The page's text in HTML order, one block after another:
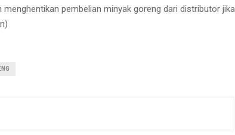
pembelian minyak goreng dari distributor jika